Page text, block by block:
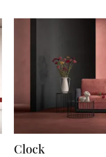
Clock